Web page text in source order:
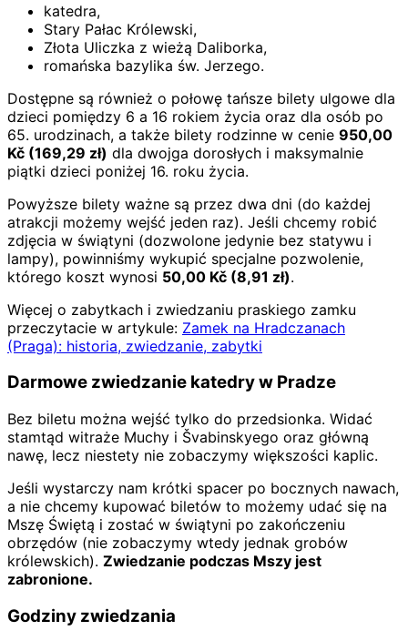
katedra,
Stary Pałac Królewski,
Złota Uliczka z wieżą Daliborka,
romańska bazylika św. Jerzego.
Dostępne są również o połowę tańsze bilety ulgowe dla
dzieci pomiędzy 6 a 16 rokiem życia oraz dla osób po
65. urodzinach, a także bilety rodzinne w cenie 950,00
Kč (169,29 zł) dla dwojga dorosłych i maksymalnie
piątki dzieci poniżej 16. roku życia.
Powyższe bilety ważne są przez dwa dni (do każdej
atrakcji możemy wejść jeden raz). Jeśli chcemy robić
zdjęcia w świątyni (dozwolone jedynie bez statywu i
lampy), powinniśmy wykupić specjalne pozwolenie,
którego koszt wynosi 50,00 Kč (8,91 zł).
Więcej o zabytkach i zwiedzaniu praskiego zamku
przeczytacie w artykule: Zamek na Hradczanach
(Praga): historia, zwiedzanie, zabytki
Darmowe zwiedzanie katedry w Pradze
Bez biletu można wejść tylko do przedsionka. Widać
stamtąd witraże Muchy i Švabinskyego oraz główną
nawę, lecz niestety nie zobaczymy większości kaplic.
Jeśli wystarczy nam krótki spacer po bocznych nawach,
a nie chcemy kupować biletów to możemy udać się na
Mszę Świętą i zostać w świątyni po zakończeniu
obrzędów (nie zobaczymy wtedy jednak grobów
królewskich). Zwiedzanie podczas Mszy jest
zabronione.
Godziny zwiedzania